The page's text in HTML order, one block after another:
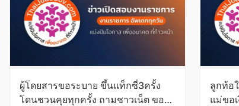
ผู้โดยสารขอระบาย ขึ้นแท็กซี่3ครั้ง
โดนชวนคุยทุกครั้ง ถามชาวเน็ต ขอนั่ง
ลูกท้อ
แม่ขอ